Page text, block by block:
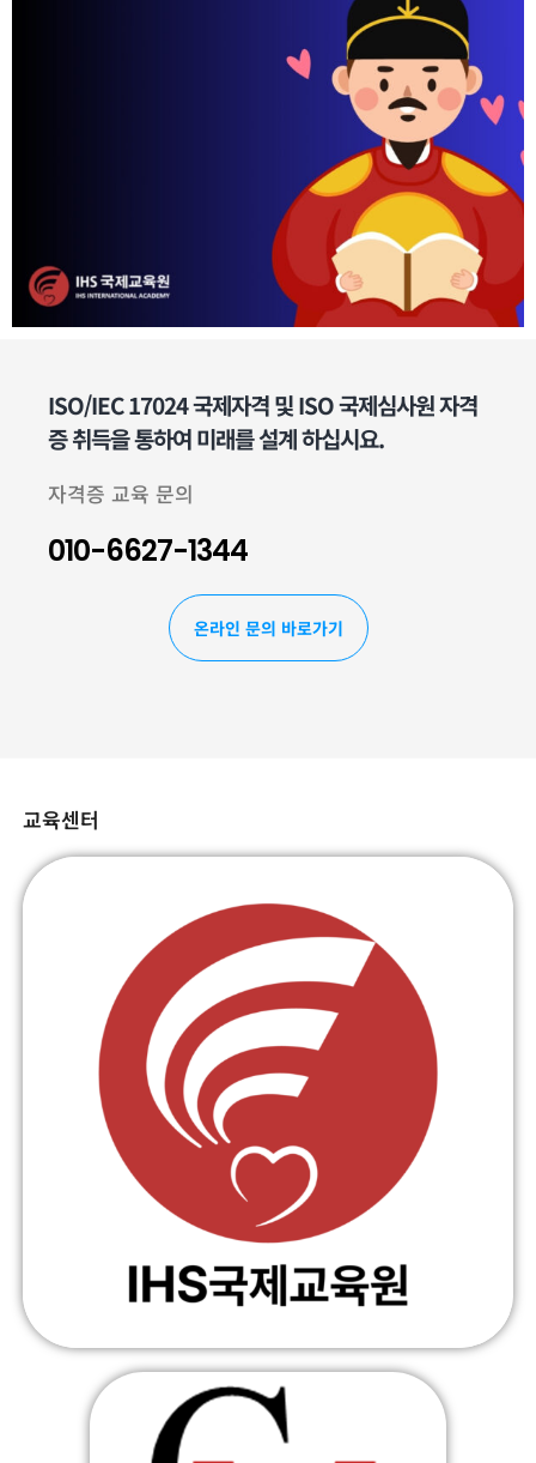
ISO/IEC 17024 국제자격 및 ISO 국제심사원 자격
증 취득을 통하여 미래를 설계 하십시요.
자격증 교육 문의
010-6627-1344
온라인 문의 바로가기
교육센터